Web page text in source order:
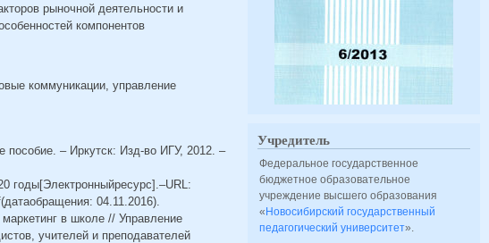
рыночной деятельности и
компонентов
коммуникации, управление
– Иркутск: Изд-во ИГУ, 2012. –
годы[Электронныйресурс].–URL:
04.11.2016).
в школе // Управление
учителей и преподавателей
Учредитель
Федеральное государственное
бюджетное образовательное
учреждение высшего образования
«Новосибирский государственный
педагогический университет».